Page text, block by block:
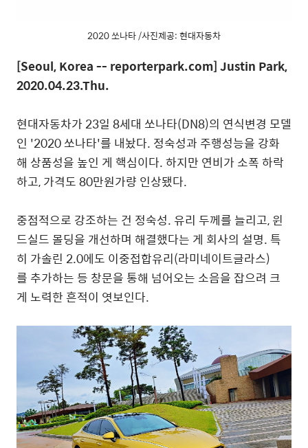
2020 쏘나타 /사진제공: 현대자동차
[Seoul, Korea -- reporterpark.com] Justin Park,
2020.04.23.Thu.
현대자동차가 23일 8세대 쏘나타(DN8)의 연식변경 모델
인 '2020 쏘나타'를 내놨다. 정숙성과 주행성능을 강화
해 상품성을 높인 게 핵심이다. 하지만 연비가 소폭 하락
하고, 가격도 80만원가량 인상됐다.
중점적으로 강조하는 건 정숙성. 유리 두께를 늘리고, 윈
드실드 몰딩을 개선하며 해결했다는 게 회사의 설명. 특
히 가솔린 2.0에도 이중접합유리(라미네이트글라스)
를 추가하는 등 창문을 통해 넘어오는 소음을 잡으려 크
게 노력한 흔적이 엿보인다.